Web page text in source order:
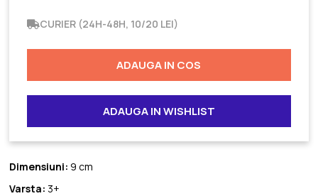
CURIER (24H-48H, 10/20 LEI)
ADAUGA IN COS
ADAUGA IN WISHLIST
Dimensiuni: 9 cm
Varsta: 3+